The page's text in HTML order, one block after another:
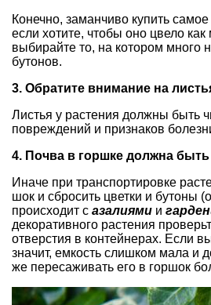
Конечно, заманчиво купить
если хотите, чтобы оно цвело
выбирайте то, на котором много
бутонов.
3. Обратите внимание на
Листья у растения должны быть
повреждений и признаков
4. Почва в горшке должна быть
Иначе при транспортировке
шок и сбросить цветки и бутоны
происходит с азалиями и
декоративного растения
отверстия в контейнерах. Если
значит, емкость слишком мала и
же пересаживать его в горшок